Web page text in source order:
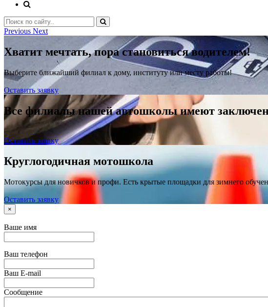
Previous Next
Хватит мечтать, пора становиться водителем!
Выберите ближайший филиал к дому, институту или месту работы!
Оставить заявку
Все филиалы нашей автошколы имеют
Оставить заявку
Круглогодичная мотошкола
Мотокурсы для новичков и профи. Есть крытые площадки для зимнего
Оставить заявку
×
Ваше имя
Ваш телефон
Ваш E-mail
Сообщение